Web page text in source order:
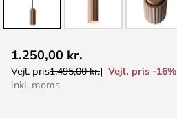
til
starten
1.250,00 kr.
Vejl. pris1.495,00 kr.
Vejl. pris -16%
inkl. moms